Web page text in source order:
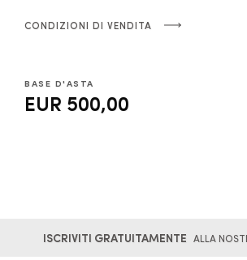
CONDIZIONI DI VENDITA
BASE D'ASTA
EUR 500,00
ISCRIVITI GRATUITAMENTE ALLA